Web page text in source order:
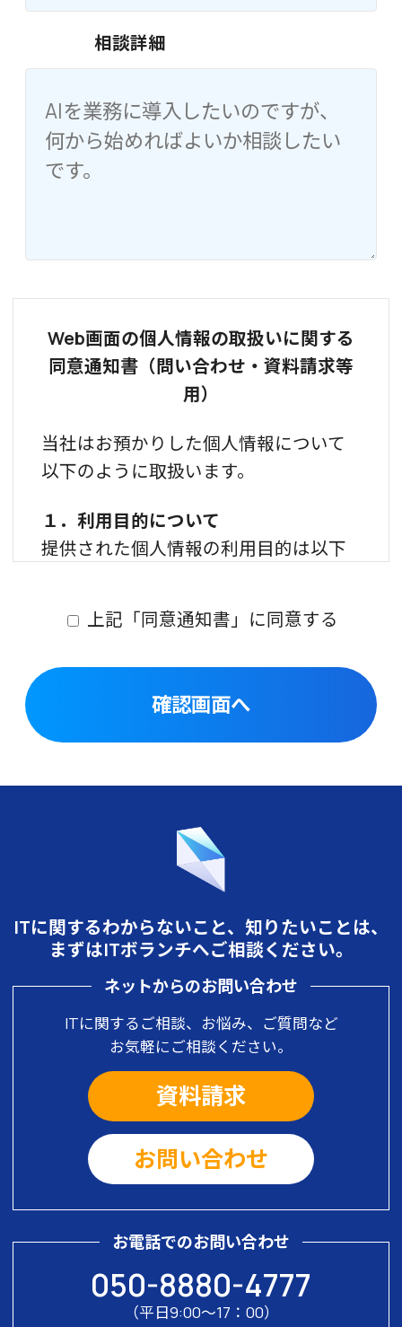
相談詳細
Web画面の個人情報の取扱いに関する
同意通知書（問い合わせ・資料請求等
用）
当社はお預かりした個人情報について
以下のように取扱います。
１．利用目的について
提供された個人情報の利用目的は以下
・問い合わせ情報：問い合わせへの対
応、連絡
２．個人情報保護管理者について
当社の個人情報保護管理者は以下の通
株式会社アグリード
個人情報保護管理者 取締役 加藤
住所：〒101-0044 東京都千代田区鍛冶
電話番号：03-6824-4533
３．委託について
上記１項の利用目的を果たすために、
評価基準に沿って選定した外部業者等
へ委託をする場合があります。
４．個人情報を提供することの任意性
について
当社に個人情報をお預かりすることは
たすことができない場合があります。
５．個人情報に関する開示等又は第三
上記「同意通知書」に同意する
ITに関するわからないこと、知りたいことは、
まずはITボランチへご相談ください。
ネットからのお問い合わせ
ITに関するご相談、お悩み、ご質問など
お気軽にご相談ください。
資料請求
お問い合わせ
お電話でのお問い合わせ
050-8880-4777
（平日9:00〜17：00）